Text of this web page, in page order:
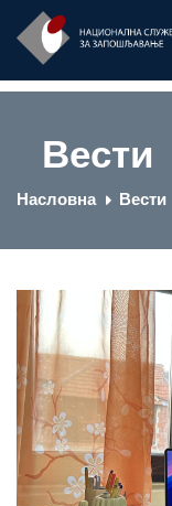
Вести
Насловна Вести